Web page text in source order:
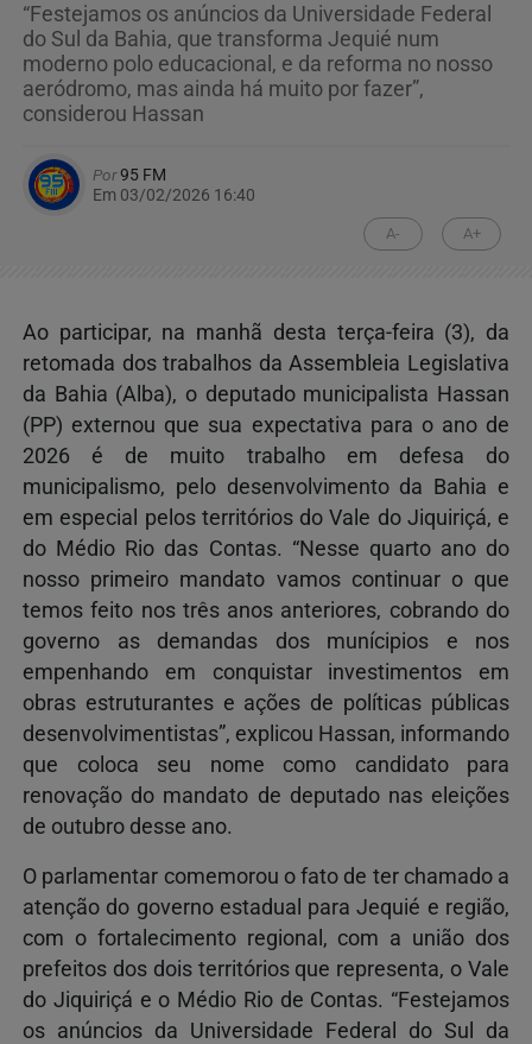
“Festejamos os anúncios da Universidade Federal
do Sul da Bahia, que transforma Jequié num
moderno polo educacional, e da reforma no nosso
aeródromo, mas ainda há muito por fazer”,
considerou Hassan
Por95 FM
Em 03/02/2026 16:40
A- A+
Ao participar, na manhã desta terça-feira (3), da
retomada dos trabalhos da Assembleia Legislativa
da Bahia (Alba), o deputado municipalista Hassan
(PP) externou que sua expectativa para o ano de
2026 é de muito trabalho em defesa do
municipalismo, pelo desenvolvimento da Bahia e
em especial pelos territórios do Vale do Jiquiriçá, e
do Médio Rio das Contas. “Nesse quarto ano do
nosso primeiro mandato vamos continuar o que
temos feito nos três anos anteriores, cobrando do
governo as demandas dos munícipios e nos
empenhando em conquistar investimentos em
obras estruturantes e ações de políticas públicas
desenvolvimentistas”, explicou Hassan, informando
que coloca seu nome como candidato para
renovação do mandato de deputado nas eleições
de outubro desse ano.
O parlamentar comemorou o fato de ter chamado a
atenção do governo estadual para Jequié e região,
com o fortalecimento regional, com a união dos
prefeitos dos dois territórios que representa, o Vale
do Jiquiriçá e o Médio Rio de Contas. “Festejamos
os anúncios da Universidade Federal do Sul da